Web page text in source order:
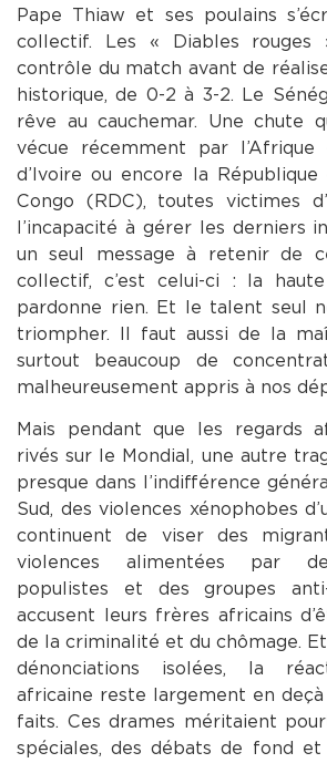
Pape Thiaw et ses poulains
collectif. Les « Diables rouges
contrôle du match avant de
historique, de 0-2 à 3-2. Le
rêve au cauchemar. Une chute
vécue récemment par
d’Ivoire ou encore la République
Congo (RDC), toutes victimes
l’incapacité à gérer les derniers
un seul message à retenir de
collectif, c’est celui-ci : la
pardonne rien. Et le talent seul
triompher. Il faut aussi de la
surtout beaucoup de
malheureusement appris à nos
Mais pendant que les regards
rivés sur le Mondial, une autre
presque dans l’indifférence
Sud, des violences xénophobes
continuent de viser des
violences alimentées par
populistes et des groupes
accusent leurs frères africains
de la criminalité et du chômage.
dénonciations isolées, la
africaine reste largement en
faits. Ces drames méritaient
spéciales, des débats de fond